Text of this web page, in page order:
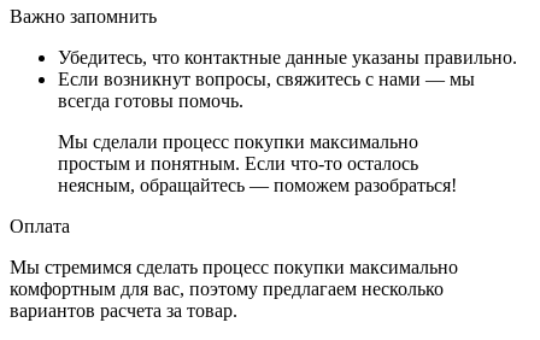
Важно запомнить
Убедитесь, что контактные данные указаны правильно.
Если возникнут вопросы, свяжитесь с нами — мы
всегда готовы помочь.
Мы сделали процесс покупки максимально
простым и понятным. Если что-то осталось
неясным, обращайтесь — поможем разобраться!
Оплата
Мы стремимся сделать процесс покупки максимально
комфортным для вас, поэтому предлагаем несколько
вариантов расчета за товар.